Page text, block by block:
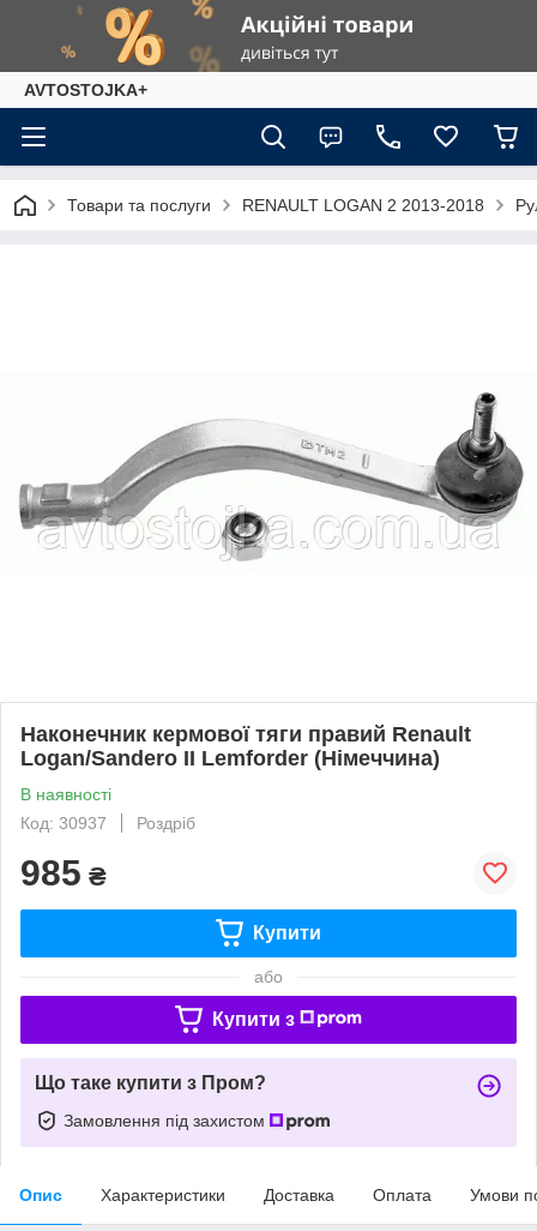
AVTOSTOJKA+
Товари та послуги RENAULT LOGAN 2 2013-2018
Наконечник кермової тяги правий Renault
Logan/Sandero II Lemforder (Німеччина)
В наявності
Код: 30937
Роздріб
985 ₴
Купити
або
Купити з
Що таке купити з Пром?
Замовлення під захистом
Опис Характеристики Доставка Оплата Умови